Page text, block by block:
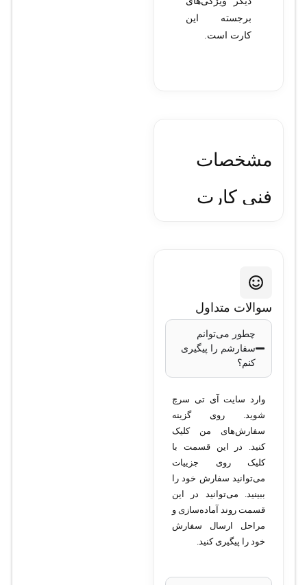
برجسته این
کارت است.
مشخصات
فنی کارت
پاناسونیک
مدل KX-
TDA0170
KX-TDA0170
نوع دستگاه:
کارت
داخلی آنالوگ
تعداد خطوط
داخلی:
8 خط
داخلی آنالوگ
سازگاری با
سیستم‌های
TDA100، KX-
سوالات متداول
چطور می‌توانم
سفارشم را پیگیری
کنم؟
وارد سایت آی تی سرچ
شوید. روی گزینه
سفارش‌های من کلیک
کنید. در این قسمت با
کلیک روی جزییات
می‌توانید سفارش خود را
ببینید. می‌توانید در این
قسمت روند آماده‌سازی و
مراحل ارسال سفارش
خود را پیگیری کنید.